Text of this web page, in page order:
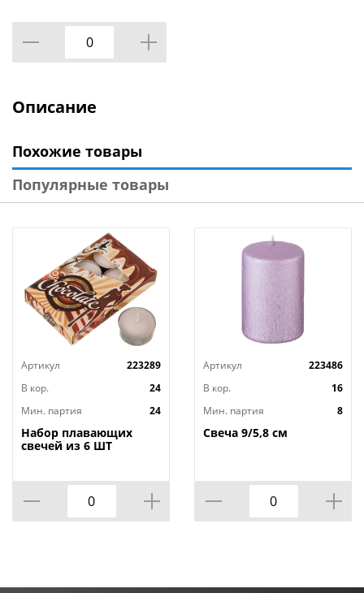
Описание
Похожие товары
Популярные товары
Артикул
223289
В кор.
24
Мин. партия
24
Набор плавающих
свечей из 6 ШТ
Артикул
223486
В кор.
16
Мин. партия
8
Свеча 9/5,8 см